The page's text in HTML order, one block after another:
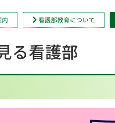
内 看護部教育について
る看護部